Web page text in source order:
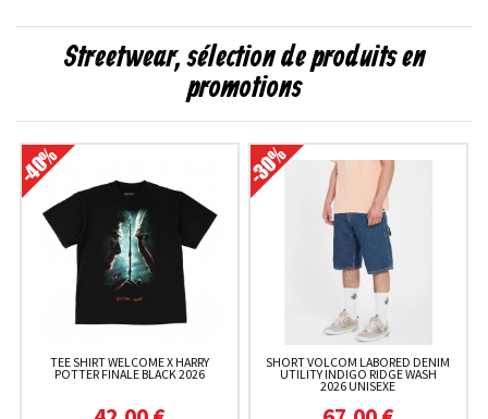
Streetwear, sélection de produits en
promotions
TEE SHIRT WELCOME X HARRY
POTTER FINALE BLACK 2026
SHORT VOLCOM LABORED DENIM
UTILITY INDIGO RIDGE WASH
2026 UNISEXE